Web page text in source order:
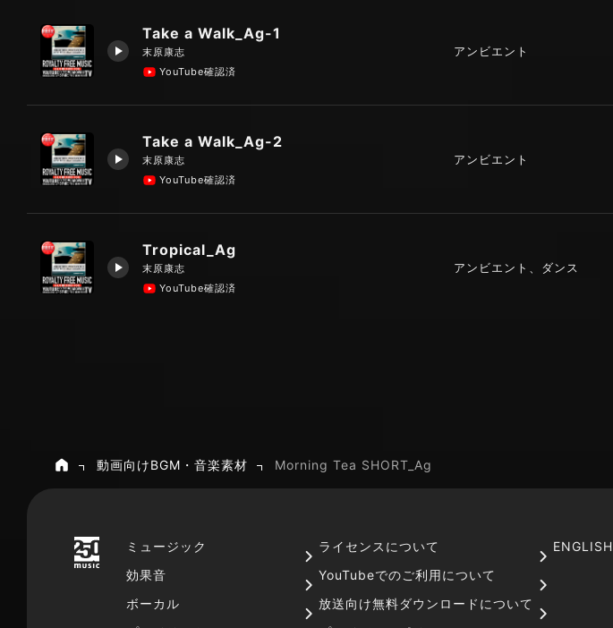
Take a Walk_Ag-1
末原康志
YouTube確認済
アンビエント
Take a Walk_Ag-2
末原康志
YouTube確認済
アンビエント
Tropical_Ag
末原康志
YouTube確認済
アンビエント、ダンス
ホーム動画向けBGM・音楽素材 Morning Tea SHORT_Ag
ミュージック
効果音
ボーカル
ライセンスについて
YouTubeでのご利用について
放送向け無料ダウンロードについて
ENGLISH